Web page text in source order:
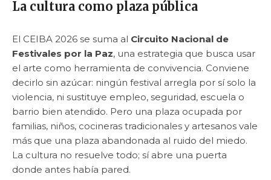
La cultura como plaza pública
El CEIBA 2026 se suma al Circuito Nacional de
Festivales por la Paz, una estrategia que busca usar
el arte como herramienta de convivencia. Conviene
decirlo sin azúcar: ningún festival arregla por sí solo la
violencia, ni sustituye empleo, seguridad, escuela o
barrio bien atendido. Pero una plaza ocupada por
familias, niños, cocineras tradicionales y artesanos vale
más que una plaza abandonada al ruido del miedo.
La cultura no resuelve todo; sí abre una puerta
donde antes había pared.